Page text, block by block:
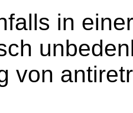
in
von